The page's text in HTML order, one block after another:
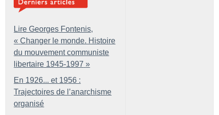
Lire Georges Fontenis,
« Changer le monde. Histoire
du mouvement communiste
libertaire 1945-1997 »
En 1926... et 1956 :
Trajectoires de l’anarchisme
organisé